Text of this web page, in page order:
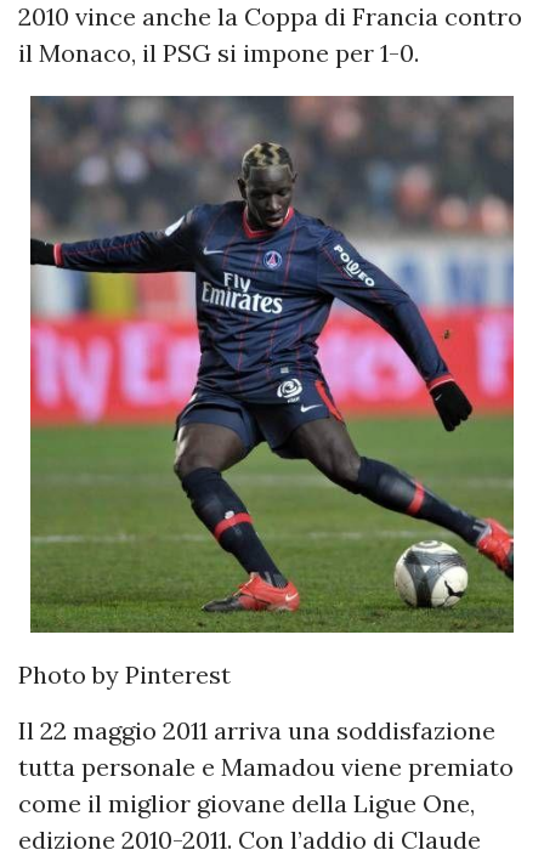
2010 vince anche la Coppa di Francia contro
il Monaco, il PSG si impone per 1-0.
Photo by Pinterest
Il 22 maggio 2011 arriva una soddisfazione
tutta personale e Mamadou viene premiato
come il miglior giovane della Ligue One,
edizione 2010-2011. Con l’addio di Claude